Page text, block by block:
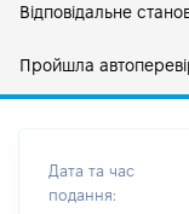
Відповідальне
Пройшла
Дата та час
подання: